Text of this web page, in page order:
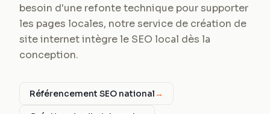
besoin d'une refonte technique pour supporter
les pages locales, notre service de création de
site internet intègre le SEO local dès la
conception.
Référencement SEO national→